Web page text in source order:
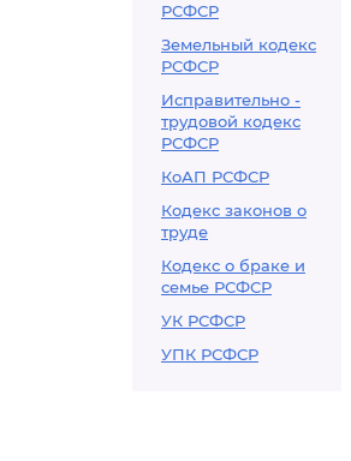
РСФСР
Земельный кодекс
РСФСР
Исправительно -
трудовой кодекс
РСФСР
КоАП РСФСР
Кодекс законов о
труде
Кодекс о браке и
семье РСФСР
УК РСФСР
УПК РСФСР